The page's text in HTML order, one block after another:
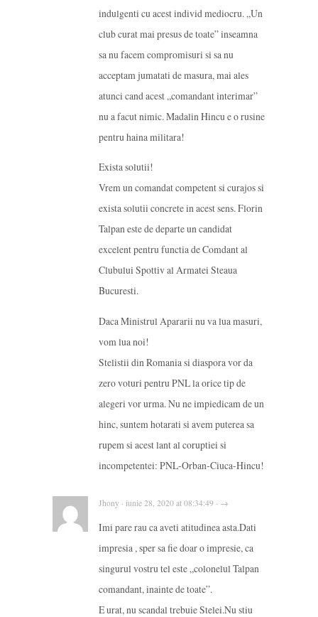
indulgenti cu acest individ mediocru. „Un
club curat mai presus de toate” inseamna
sa nu facem compromisuri si sa nu
acceptam jumatati de masura, mai ales
atunci cand acest „comandant interimar”
nu a facut nimic. Madalin Hincu e o rusine
pentru haina militara!
Exista solutii!
Vrem un comandat competent si curajos si
exista solutii concrete in acest sens. Florin
Talpan este de departe un candidat
excelent pentru functia de Comdant al
Clubului Spottiv al Armatei Steaua
Bucuresti.
Daca Ministrul Apararii nu va lua masuri,
vom lua noi!
Stelistii din Romania si diaspora vor da
zero voturi pentru PNL la orice tip de
alegeri vor urma. Nu ne impiedicam de un
hinc, suntem hotarati si avem puterea sa
rupem si acest lant al coruptiei si
incompetentei: PNL-Orban-Ciuca-Hincu!
Jhony · iunie 28, 2020 at 08:34:49 · →
Imi pare rau ca aveti atitudinea asta.Dati
impresia , sper sa fie doar o impresie, ca
singurul vostru tel este „colonelul Talpan
comandant, inainte de toate”.
E urat, nu scandal trebuie Stelei.Nu stiu